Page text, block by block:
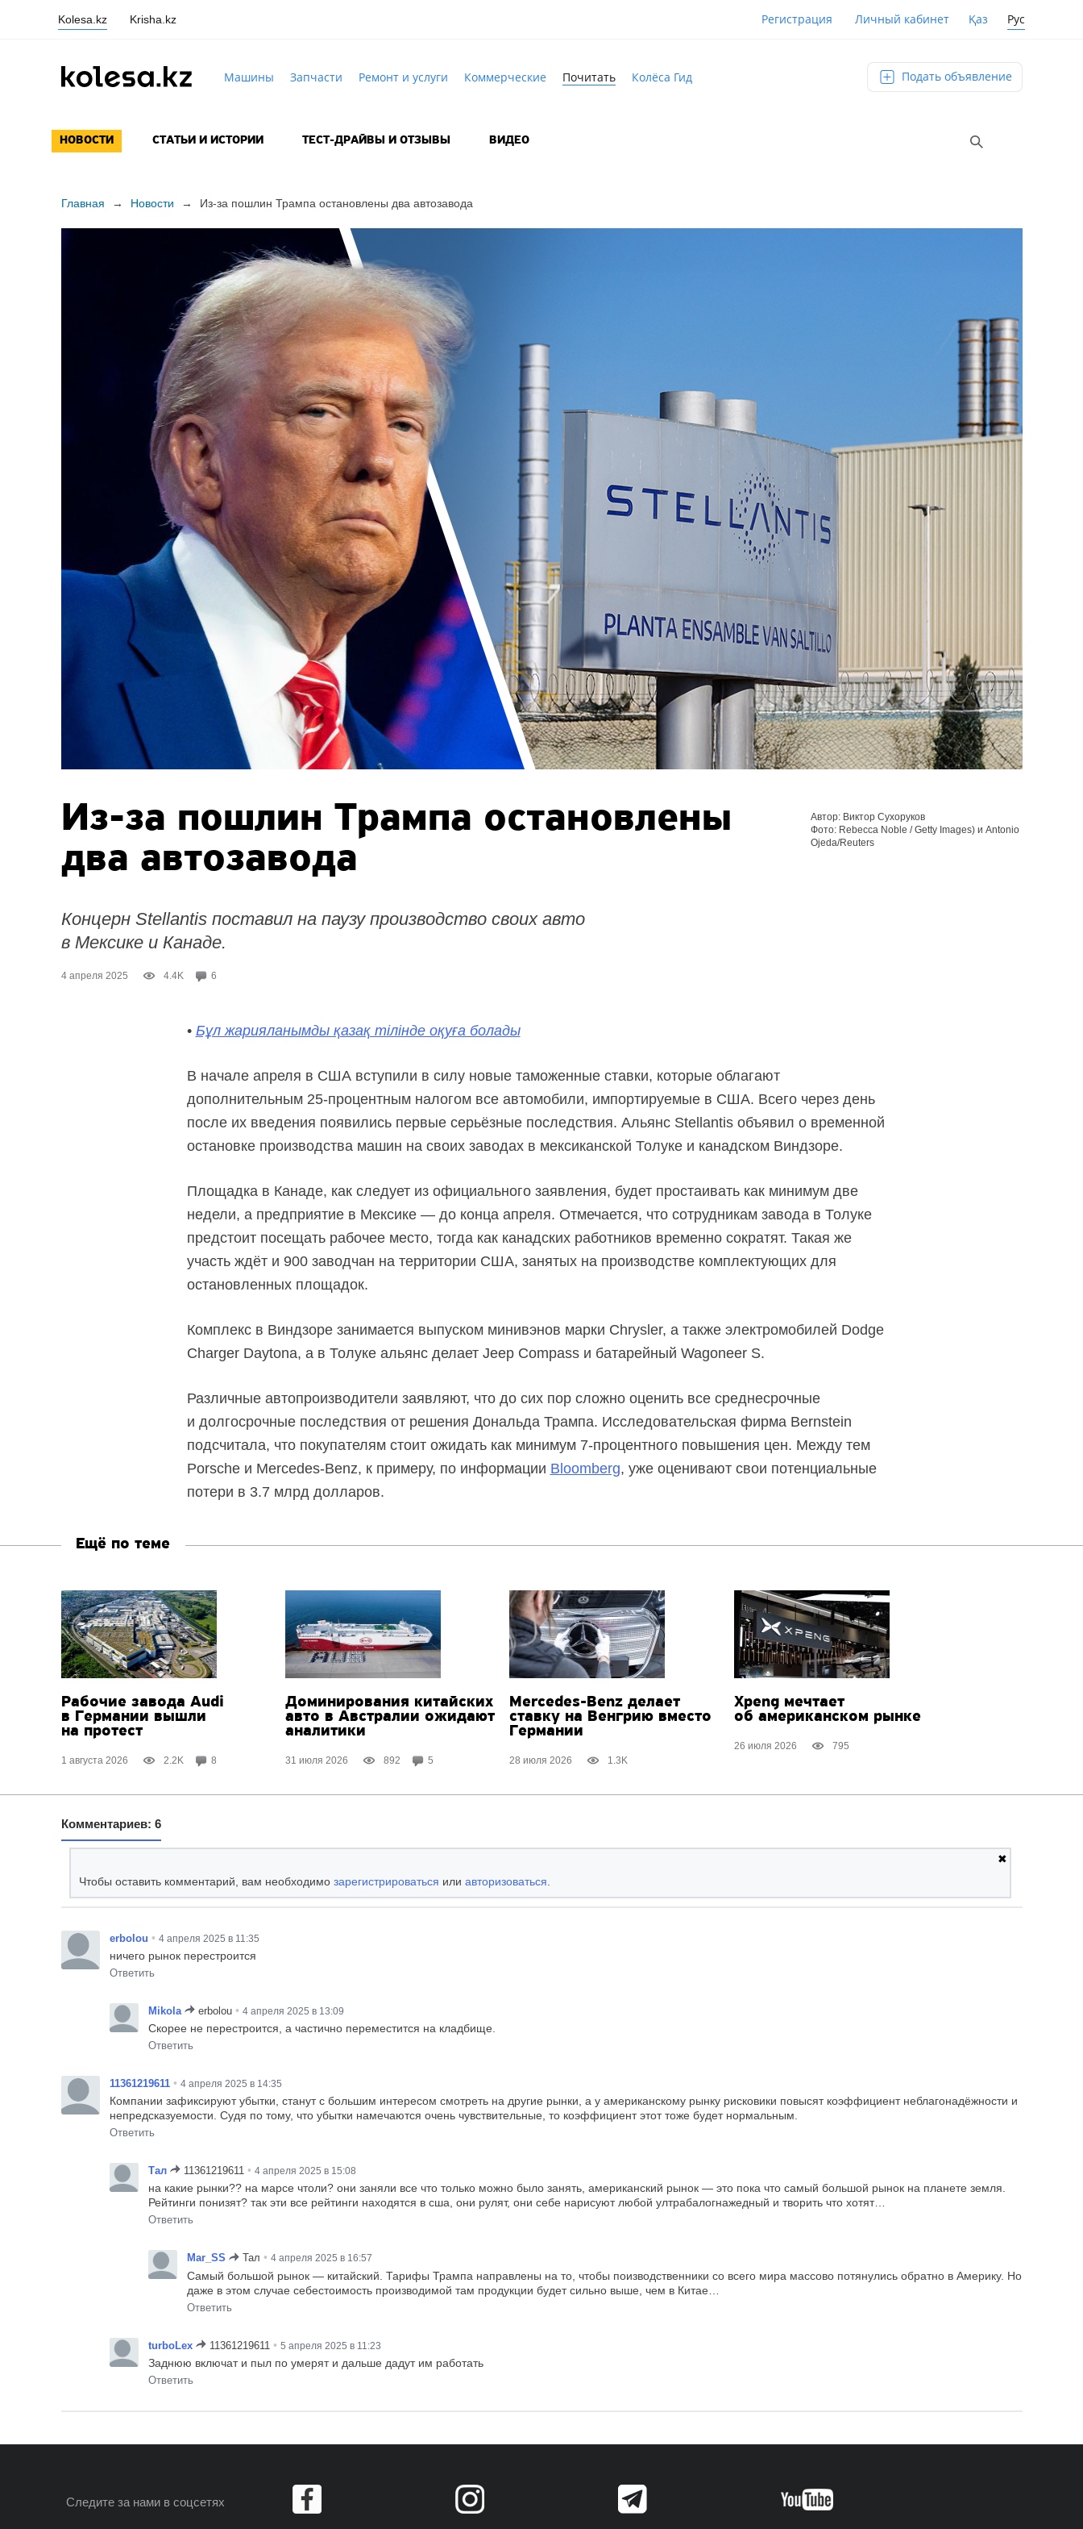
Kolesa.kz Krisha.kz Регистрация Личный кабинет Қаз Рус
Машины Запчасти Ремонт и услуги Коммерческие Почитать Колёса Гид Подать объявление
НОВОСТИ СТАТЬИ И ИСТОРИИ ТЕСТ-ДРАЙВЫ И ОТЗЫВЫ ВИДЕО
Главная → Новости → Из-за пошлин Трампа остановлены два автозавода
Из-за пошлин Трампа остановлены
два автозавода
Концерн Stellantis поставил на паузу производство своих авто
в Мексике и Канаде.
4 апреля 2025 4.4K 6
Автор: Виктор Сухоруков
Фото: Rebecca Noble / Getty Images) и Antonio
Ojeda/Reuters
• Бұл жарияланымды қазақ тілінде оқуға болады
В начале апреля в США вступили в силу новые таможенные ставки, которые облагают
дополнительным 25-процентнымналогом все автомобили, импортируемые в США. Всего через день
после их введения появились первые серьёзные последствия. Альянс Stellantis объявил о временной
остановке производства машин на своих заводах в мексиканской Толуке и канадском Виндзоре.
Площадка в Канаде, как следует из официального заявления, будет простаивать как минимум две
недели, а предприятие в Мексике — до конца апреля. Отмечается, что сотрудникам завода в Толуке
предстоит посещать рабочее место, тогда как канадских работников временно сократят. Такая же
участь ждёт и 900 заводчан на территории США, занятых на производстве комплектующих для
остановленных площадок.
Комплекс в Виндзоре занимается выпуском минивэнов марки Chrysler, а также электромобилей Dodge
Charger Daytona, а в Толуке альянс делает Jeep Compass и батарейный Wagoneer S.
Различные автопроизводители заявляют, что до сих пор сложно оценить все среднесрочные
и долгосрочные последствия от решения Дональда Трампа. Исследовательская фирма Bernstein
подсчитала, что покупателям стоит ожидать как минимум 7-процентногоповышения цен. Между тем
Porsche и Mercedes-Benz, к примеру, по информации Bloomberg, уже оценивают свои потенциальные
потери в 3.7 млрд долларов.
Ещё по теме
Рабочие завода Audi
в Германии вышли
на протест
1 августа 2026 2.2K 8
Доминирования китайских
авто в Австралии ожидают
аналитики
31 июля 2026 892 5
Mercedes-Benz делает
ставку на Венгрию вместо
Германии
28 июля 2026 1.3K
Xpeng мечтает
об американском рынке
26 июля 2026 795
Комментариев: 6
✖
Чтобы оставить комментарий, вам необходимо зарегистрироваться или авторизоваться.
erbolou • 4 апреля 2025 в 11:35
ничего рынок перестроится
Ответить
Mikola erbolou • 4 апреля 2025 в 13:09
Скорее не перестроится, а частично переместится на кладбище.
Ответить
11361219611 • 4 апреля 2025 в 14:35
Компании зафиксируют убытки, станут с большим интересом смотреть на другие рынки, а у американскому рынку рисковики повысят коэффициент неблагонадёжности и
непредсказуемости. Судя по тому, что убытки намечаются очень чувствительные, то коэффициент этот тоже будет нормальным.
Ответить
Тал 11361219611 • 4 апреля 2025 в 15:08
на какие рынки?? на марсе чтоли? они заняли все что только можно было занять, американский рынок — это пока что самый большой рынок на планете земля.
Рейтинги понизят? так эти все рейтинги находятся в сша, они рулят, они себе нарисуют любой ултрабалогнажедный и творить что хотят…
Ответить
Mar_SS Тал • 4 апреля 2025 в 16:57
Самый большой рынок — китайский. Тарифы Трампа направлены на то, чтобы поизводственники со всего мира массово потянулись обратно в Америку. Но
даже в этом случае себестоимость производимой там продукции будет сильно выше, чем в Китае…
Ответить
turboLex 11361219611 • 5 апреля 2025 в 11:23
Заднюю включат и пыл по умерят и дальше дадут им работать
Ответить
Следите за намив соцсетях